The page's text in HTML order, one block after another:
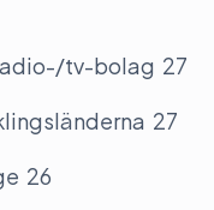
tv-bolag 27
27
26